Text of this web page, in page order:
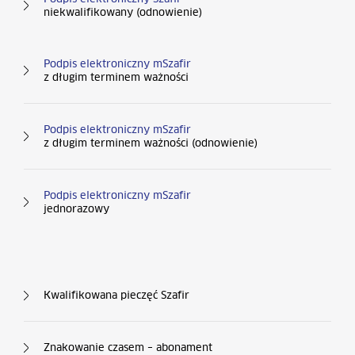
niekwalifikowany (odnowienie)
Podpis elektroniczny mSzafir
z długim terminem ważności
Podpis elektroniczny mSzafir
z długim terminem ważności (odnowienie)
Podpis elektroniczny mSzafir
jednorazowy
Kwalifikowana pieczęć Szafir
Znakowanie czasem – abonament